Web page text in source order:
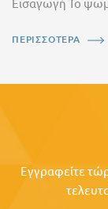
Εισαγωγή Το
ΠΕΡΙΣΣΟΤΕΡΑ
Εγγραφείτε